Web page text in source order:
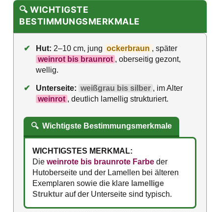
🔍 WICHTIGSTE
BESTIMMUNGSMERKMALE
✔ Hut: 2–10 cm, jung ockerbraun , später
weinrot bis braunrot , oberseitig gezont,
wellig.
✔ Unterseite: weißgrau bis silber , im Alter
weinrot , deutlich lamellig strukturiert.
🔍 Wichtigste Bestimmungsmerkmale
WICHTIGSTES MERKMAL:
Die weinrote bis braunrote Farbe der
Hutoberseite und der Lamellen bei älteren
Exemplaren sowie die klare lamellige
Struktur auf der Unterseite sind typisch.